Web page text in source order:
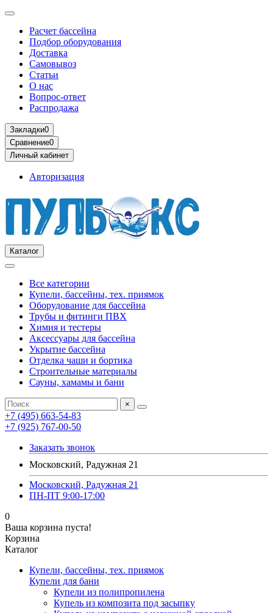
Расчет бассейна
Подбор оборудования
Доставка
Самовывоз
Статьи
О нас
Вопрос-ответ
Распродажа
Закладки0
Сравнение0
Личный кабинет
Авторизация
Каталог
Все категории
Купели, бассейны, тех. приямок
Оборудование для бассейна
Трубы и фитинги ПВХ
Химия и тестеры
Аксессуары для бассейна
Укрытие бассейна
Отделка чаши и бортика
Строительные материалы
Сауны, хамамы и бани
×
+7 (495) 663-54-83
+7 (925) 767-00-50
Заказать звонок
Московский, Радужная 21
Московский, Радужная 21
ПН-ПТ 9:00-17:00
0
Ваша корзина пуста!
Корзина
Каталог
Купели, бассейны, тех. приямок
Купели для бани
Купели из полипропилена
Купель из композита под засыпку